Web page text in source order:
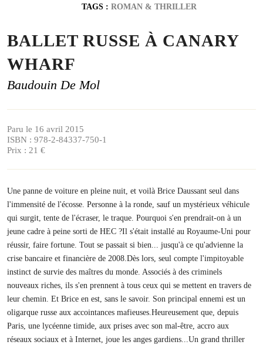
TAGS : ROMAN& THRILLER
BALLET RUSSE À CANARY
WHARF
Baudouin De Mol
Paru le 16 avril 2015
ISBN : 978-2-84337-750-1
Prix : 21 €
Une panne de voiture en pleine nuit, et voilà Brice Daussant seul dans
l'immensité de l'écosse. Personne à la ronde, sauf un mystérieux véhicule
qui surgit, tente de l'écraser, le traque. Pourquoi s'en prendrait-on à un
jeune cadre à peine sorti de HEC ?Il s'était installé au Royaume-Uni pour
réussir, faire fortune. Tout se passait si bien... jusqu'à ce qu'advienne la
crise bancaire et financière de 2008.Dès lors, seul compte l'impitoyable
instinct de survie des maîtres du monde. Associés à des criminels
nouveaux riches, ils s'en prennent à tous ceux qui se mettent en travers de
leur chemin. Et Brice en est, sans le savoir. Son principal ennemi est un
oligarque russe aux accointances mafieuses.Heureusement que, depuis
Paris, une lycéenne timide, aux prises avec son mal-être, accro aux
réseaux sociaux et à Internet, joue les anges gardiens...Un grand thriller